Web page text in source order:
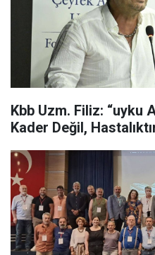
Kbb Uzm. Filiz: “uyku
Kader Değil,